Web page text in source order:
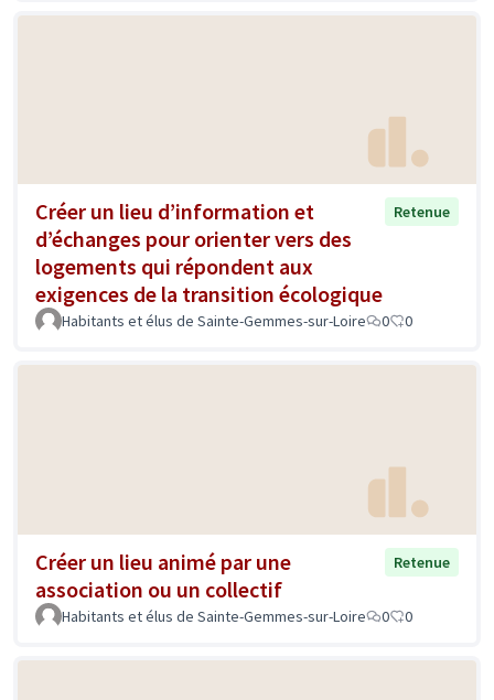
Créer un lieu d’information et
d’échanges pour orienter vers des
logements qui répondent aux
exigences de la transition écologique
Retenue
Habitants et élus de Sainte-Gemmes-sur-Loire 0 0
Créer un lieu animé par une
association ou un collectif
Retenue
Habitants et élus de Sainte-Gemmes-sur-Loire 0 0